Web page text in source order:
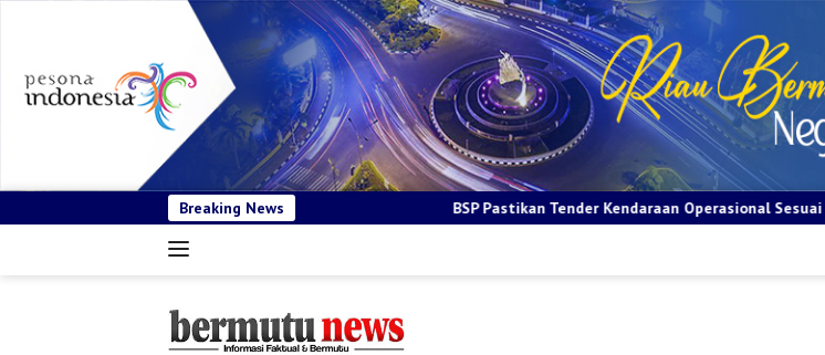
Breaking NewsBSP Pastikan Tender Kendaraan Operasional Sesuai Prosedur dan Prinsip GCG